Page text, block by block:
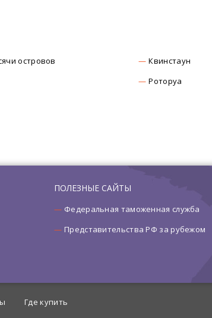
островов
Квинстаун
Роторуа
ПОЛЕЗНЫЕ САЙТЫ
Федеральная таможенная служба
Представительства РФ за рубежом
Где купить